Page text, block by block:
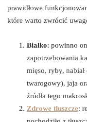
prawidłowe
które warto zwrócić
Białko: powinno
zapotrzebowania
mięso, ryby,
twarogowy), jaja
źródła tego
Zdrowe tłuszcze: